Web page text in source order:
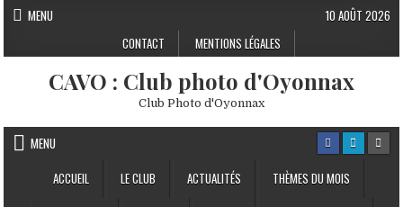
Skip to content
MENU
CONTACT
MENTIONS LÉGALES
10 AOÛT 2026
CAVO : Club photo d'Oyonnax
Club Photo d'Oyonnax
MENU
ACCUEIL
LE CLUB ACTUALITÉS THÈMES DU MOIS